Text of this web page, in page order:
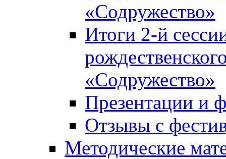
«Содружество»
Итоги 2-й
«Содружество»
Презентации и
Отзывы с
Методические